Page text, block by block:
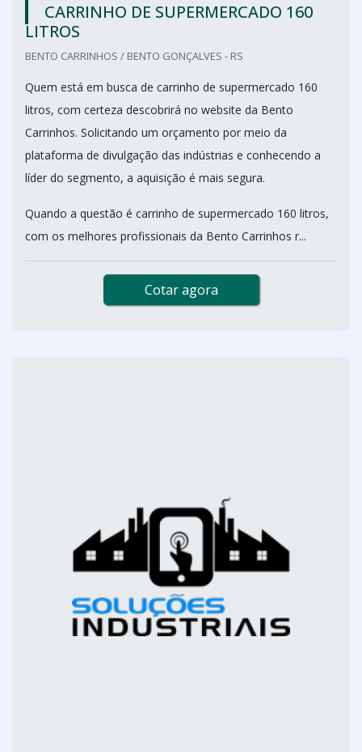
CARRINHO DE SUPERMERCADO 160
LITROS
BENTO CARRINHOS / BENTO GONÇALVES - RS
Quem está em busca de carrinho de supermercado 160
litros, com certeza descobrirá no website da Bento
Carrinhos. Solicitando um orçamento por meio da
plataforma de divulgação das indústrias e conhecendo a
líder do segmento, a aquisição é mais segura.
Quando a questão é carrinho de supermercado 160 litros,
com os melhores profissionais da Bento Carrinhos r...
Cotar agora